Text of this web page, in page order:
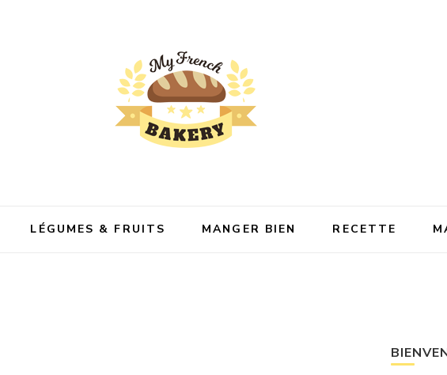
LÉGUMES & FRUITS MANGER BIEN RECETTE